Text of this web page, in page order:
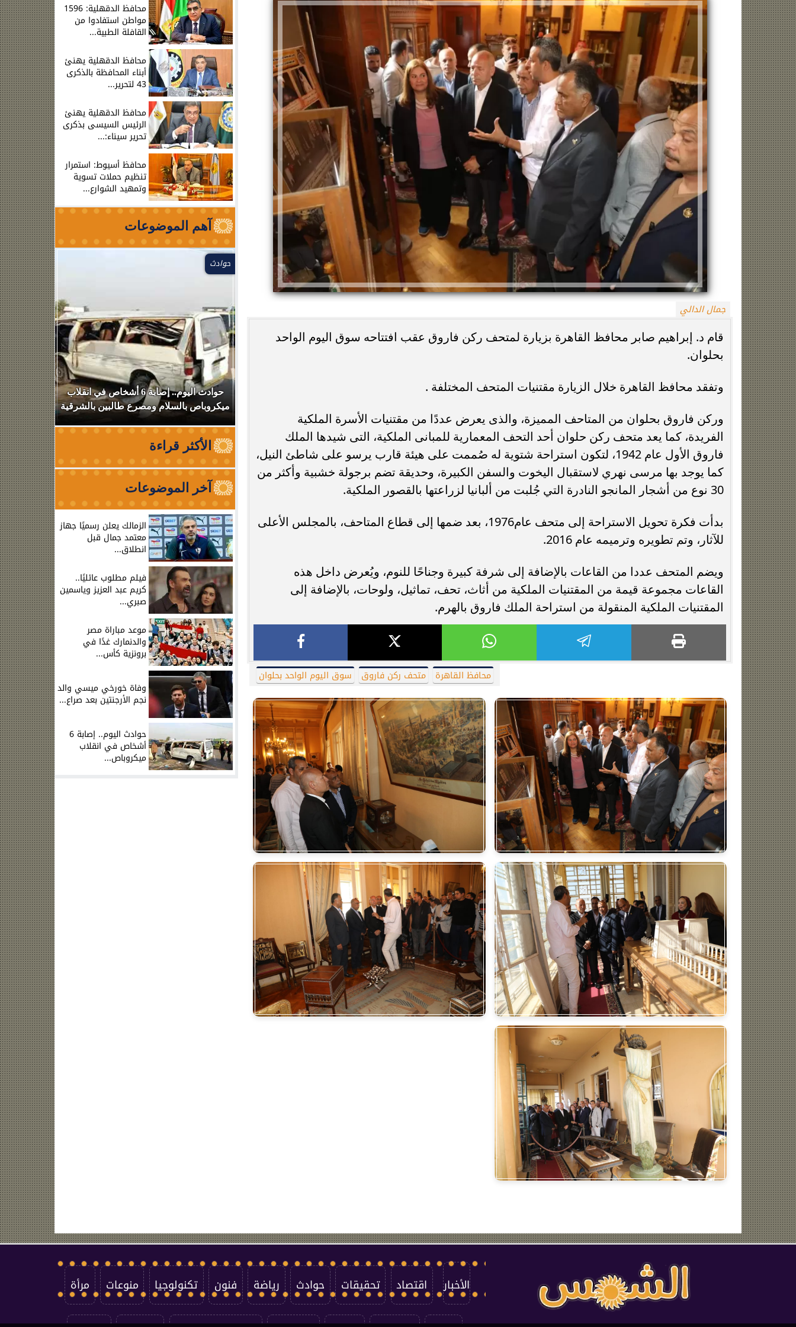
جمال الدالي
قام د. إبراهيم صابر محافظ القاهرة بزيارة لمتحف ركن فاروق عقب افتتاحه سوق اليوم الواحد
بحلوان.
وتفقد محافظ القاهرة خلال الزيارة مقتنيات المتحف المختلفة .
وركن فاروق بحلوان من المتاحف المميزة، والذى يعرض عددًا من مقتنيات الأسرة الملكية
الفريدة، كما يعد متحف ركن حلوان أحد التحف المعمارية للمبانى الملكية، التى شيدها الملك
فاروق الأول عام 1942، لتكون استراحة شتوية له صُممت على هيئة قارب يرسو على شاطئ النيل،
كما يوجد بها مرسى نهري لاستقبال اليخوت والسفن الكبيرة، وحديقة تضم برجولة خشبية وأكثر من
30 نوع من أشجار المانجو النادرة التي جُلبت من ألبانيا لزراعتها بالقصور الملكية.
بدأت فكرة تحويل الاستراحة إلى متحف عام1976، بعد ضمها إلى قطاع المتاحف، بالمجلس الأعلى
للآثار، وتم تطويره وترميمه عام 2016.
ويضم المتحف عددا من القاعات بالإضافة إلى شرفة كبيرة وجناحًا للنوم، ويُعرض داخل هذه
القاعات مجموعة قيمة من المقتنيات الملكية من أثاث، تحف، تماثيل، ولوحات، بالإضافة إلى
المقتنيات الملكية المنقولة من استراحة الملك فاروق بالهرم.
محافظ القاهرة متحف ركن فاروق سوق اليوم الواحد بحلوان
محافظ الدقهلية: 1596
مواطن استفادوا من
القافلة الطبية...
محافظ الدقهلية يهنئ
أبناء المحافظة بالذكرى
43 لتحرير...
محافظ الدقهلية يهنئ
الرئيس السيسى بذكرى
تحرير سيناء:...
محافظ أسيوط: استمرار
تنظيم حملات تسوية
وتمهيد الشوارع...
آهم الموضوعات
الزمالك يعلن رسميًا جهاز معتمد جمال قبل
انطلاق موسم 2026-2027
فيلم مطلوب عائليًا.. كريم عبد العزيز
حوادث
حوادث اليوم.. إصابة 6 أشخاص في انقلاب
ميكروباص بالسلام ومصرع طالبين بالشرقية
استهداف
الأكثر قراءة
آخر الموضوعات
الزمالك يعلن رسميًا جهاز
معتمد جمال قبل
انطلاق...
فيلم مطلوب عائليًا..
كريم عبد العزيز وياسمين
صبري...
موعد مباراة مصر
والدنمارك غدًا في
برونزية كأس...
وفاة خورخي ميسي والد
نجم الأرجنتين بعد صراع...
حوادث اليوم.. إصابة 6
أشخاص في انقلاب
ميكروباص...
الأخبار اقتصاد تحقيقات حوادث رياضة فنون تكنولوجيا منوعات مرأة